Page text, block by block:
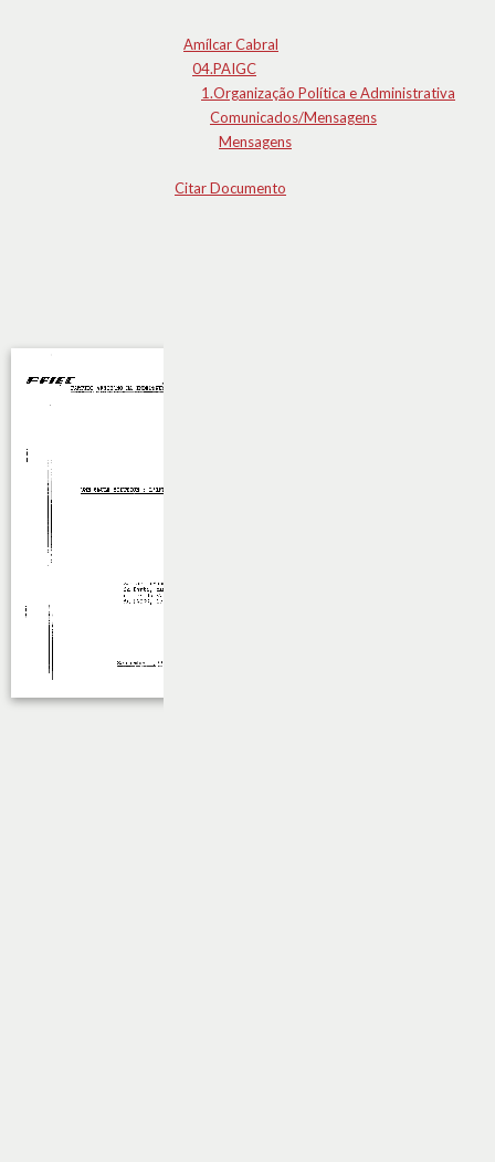
Amílcar Cabral
04.PAIGC
1.Organização Política e Administrativa
Comunicados/Mensagens
Mensagens
Citar Documento